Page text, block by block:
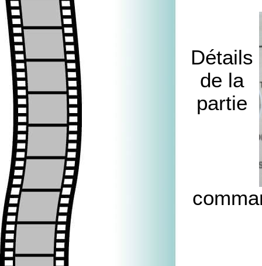
Détails
de la
partie